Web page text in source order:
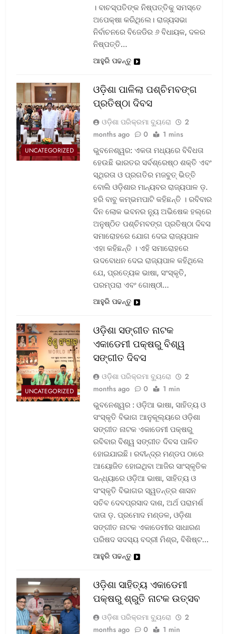
। ବାଚସ୍ପତିଙ୍କ ନିଷ୍ପତ୍ତିକୁ ସମସ୍ତେ
ଅପେକ୍ଷା କରିଥିଲେ। ରାଜ୍ୟସଭା
ନିର୍ବାଚନରେ ବିଜେଡିର ୬ ବିଧାୟକ, ଦଳର
ନିଷ୍ପତ୍ତି…
ଆହୁରି ପଢନ୍ତୁ
UNCATEGORIZED
ଓଡ଼ିଶା ପାଳିଲା ପଶ୍ଚିମବଙ୍ଗ
ପ୍ରତିଷ୍ଠା ଦିବସ
ଓଡ଼ିଶା ପରିକ୍ରମା ବ୍ୟୁରୋ
2
months ago
0 1 mins
ଭୁବନେଶ୍ୱର: ଏକତା ମଧ୍ୟରେ ବିବିଧତା
ହେଉଛି ଭାରତର ସର୍ବଶ୍ରେଷ୍ଠ ଶକ୍ତି ଏବଂ
ସ୍ଥିରତା ଓ ପ୍ରଗତିର ମଜବୁତ୍ ଭିତ୍ତି
ବୋଲି ଓଡ଼ିଶାର ମାନ୍ୟବର ରାଜ୍ୟପାଳ ଡ଼.
ହରି ବାବୁ କମ୍ଭମପାଟି କହିଛନ୍ତି । ରବିବାର
ଦିନ ଲୋକ ଭବନର ନ୍ୟୁ ଅଭିଷେକ ହଲ୍‌ରେ
ଅନୁଷ୍ଠିତ ପଶ୍ଚିମବଙ୍ଗ ପ୍ରତିଷ୍ଠା ଦିବସ
ସମାରୋହରେ ଯୋଗ ଦେଇ ରାଜ୍ୟପାଳ
ଏହା କହିଛନ୍ତି । ଏହି ସମାରୋହରେ
ଉଦବୋଧନ ଦେଇ ରାଜ୍ୟପାଳ କହିଥିଲେ
ଯେ, ପ୍ରତ୍ୟେକ ଭାଷା, ସଂସ୍କୃତି,
ପରମ୍ପରା ଏବଂ ଗୋଷ୍ଠୀ…
ଆହୁରି ପଢନ୍ତୁ
UNCATEGORIZED
ଓଡ଼ିଶା ସଙ୍ଗୀତ ନାଟକ
ଏକାଡେମୀ ପକ୍ଷରୁ ବିଶ୍ୱ
ସଙ୍ଗୀତ ଦିବସ
ଓଡ଼ିଶା ପରିକ୍ରମା ବ୍ୟୁରୋ
2
months ago
0 1 min
ଭୁବନେଶ୍ୱର : ଓଡ଼ିଆ ଭାଷା, ସାହିତ୍ୟ ଓ
ସଂସ୍କୃତି ବିଭାଗ ଆନୁକୂଲ୍ୟରେ ଓଡ଼ିଶା
ସଙ୍ଗୀତ ନାଟକ ଏକାଡେମୀ ପକ୍ଷରୁ
ରବିବାର ବିଶ୍ୱ ସଙ୍ଗୀତ ଦିବସ ପାଳିତ
ହୋଇଯାଇଛି। ରବୀନ୍ଦ୍ର ମଣ୍ଡପ ଠାରେ
ଆୟୋଜିତ ହୋଇଥିବା ଆଜିର ସାଂସ୍କୃତିକ
ସନ୍ଧ୍ୟାରେ ଓଡ଼ିଆ ଭାଷା, ସାହିତ୍ୟ ଓ
ସଂସ୍କୃତି ବିଭାଗର ସ୍ୱତନ୍ତ୍ର ଶାସନ
ସଚିବ ଦେବପ୍ରସାଦ ଦାଶ, ଅର୍ଥ ପରାମର୍ଶ
ଦାତା ଡ଼. ପ୍ରମୋଦ ମଣ୍ଡଳ, ଓଡ଼ିଶା
ସଙ୍ଗୀତ ନାଟକ ଏକାଡେମୀର ସାଧାରଣ
ପରିଷଦ ସଦସ୍ୟ ବଦ୍ରୀ ମିଶ୍ର, ବିଶିଷ୍ଟ…
ଆହୁରି ପଢନ୍ତୁ
ଓଡ଼ିଶା ସାହିତ୍ୟ ଏକାଡେମୀ
ପକ୍ଷରୁ ଶ୍ରୁତି ନାଟକ ଉତ୍ସବ
ଓଡ଼ିଶା ପରିକ୍ରମା ବ୍ୟୁରୋ
2
months ago
0 1 min